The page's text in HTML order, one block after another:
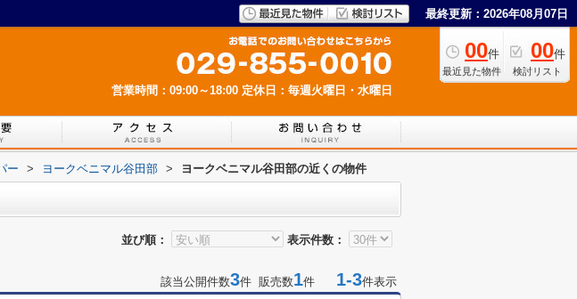
最終更新：2026年08月07日
00件
最近見た物件
00件
検討リスト
営業時間：09:00～18:00 定休日：毎週火曜日・水曜日
ー > ヨークベニマル谷田部 > ヨークベニマル谷田部の近くの物件
並び順： 表示件数：
該当公開件数3件 販売数1件 1-3件表示